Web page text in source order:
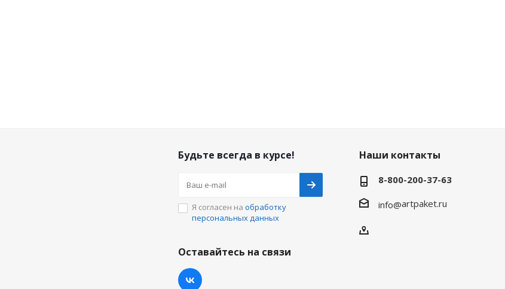
Будьте всегда в курсе!
Я согласен на обработку
персональных данных
Оставайтесь на связи
Наши контакты
8-800-200-37-63
info@artpaket.ru